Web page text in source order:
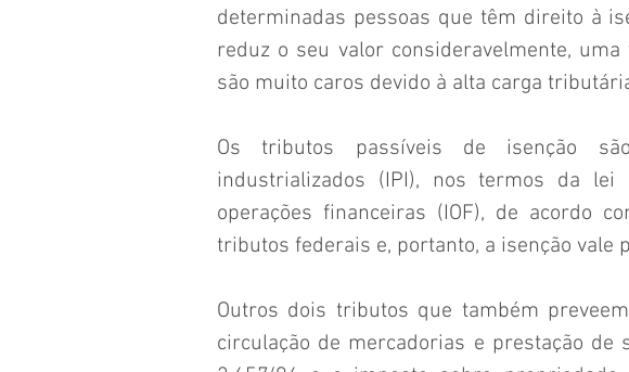
determinadas pessoas que têm direito à
reduz o seu valor consideravelmente,
são muito caros devido à alta carga
Os tributos passíveis de isenção
industrializados (IPI), nos termos da
operações financeiras (IOF), de acordo
tributos federais e, portanto, a isenção vale
Outros dois tributos que também
circulação de mercadorias e prestação de